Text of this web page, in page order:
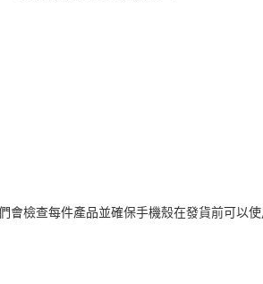
會檢查每件產品並確保手機殼在發貨前可以